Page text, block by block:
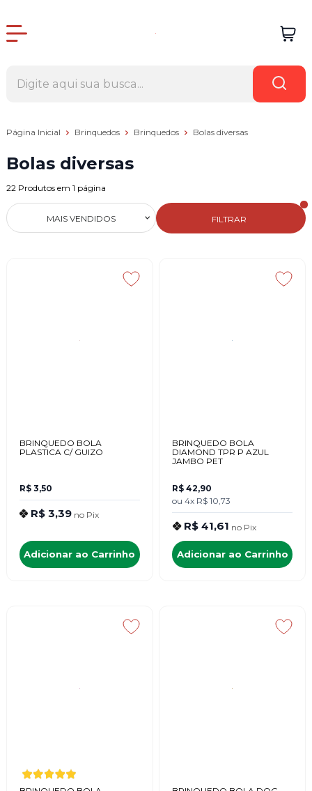
Página Inicial Brinquedos Brinquedos Bolas diversas
Bolas diversas
22 Produtos em 1 página
FILTRAR
MAIS VENDIDOS
BRINQUEDO BOLA
PLASTICA C/ GUIZO
R$ 3,50
R$ 3,39 no Pix
Adicionar ao Carrinho
BRINQUEDO BOLA
DIAMOND TPR P AZUL
JAMBO PET
R$ 42,90
ou 4x R$ 10,73
R$ 41,61 no Pix
Adicionar ao Carrinho